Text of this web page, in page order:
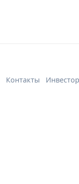
Контакты